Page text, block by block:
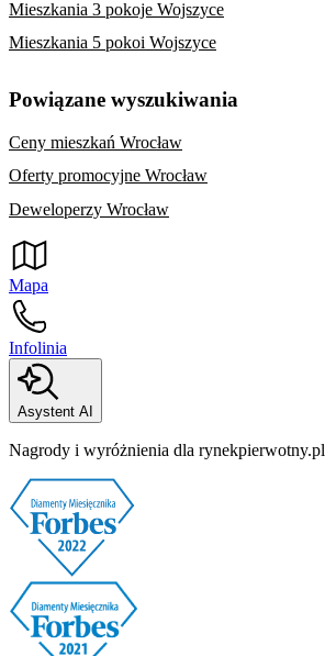
Mieszkania 3 pokoje Wojszyce
Mieszkania 5 pokoi Wojszyce
Powiązane wyszukiwania
Ceny mieszkań Wrocław
Oferty promocyjne Wrocław
Deweloperzy Wrocław
Mapa
Infolinia
Asystent AI
Nagrody i wyróżnienia dla rynekpierwotny.pl